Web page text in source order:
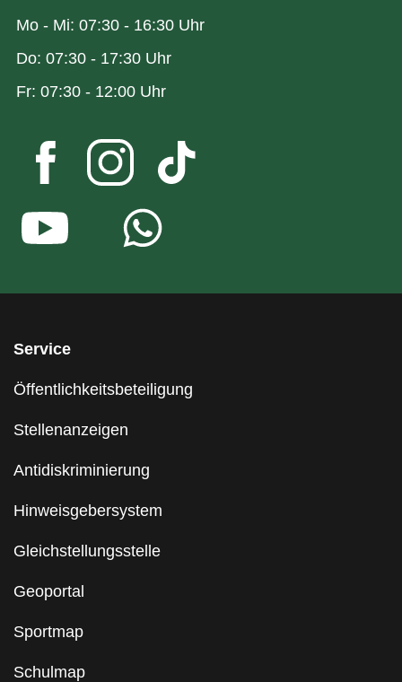
Service
Öffentlichkeitsbeteiligung
Stellenanzeigen
Antidiskriminierung
Hinweisgebersystem
Gleichstellungsstelle
Geoportal
Sportmap
Schulmap
Mo - Mi: 07:30 - 16:30 Uhr
Do: 07:30 - 17:30 Uhr
Fr: 07:30 - 12:00 Uhr